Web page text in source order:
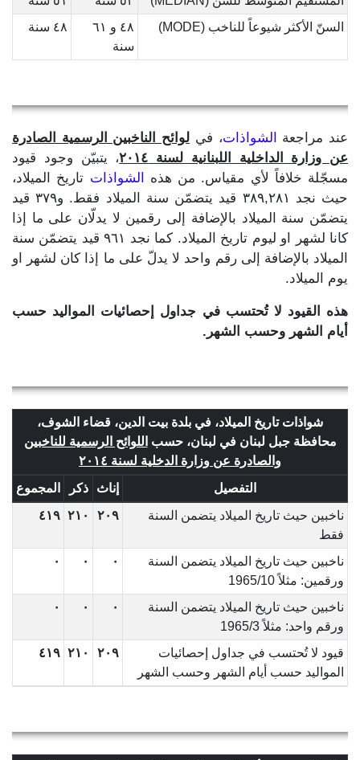
السنّ الأكثر شيوعاً للناخب (MODE)
٤٨ و ٦١
سنة
٤٨ سنة
عند مراجعة الشواذات، في لوائح الناخبين الرسمية الصادرة
عن وزارة الداخلية اللبنانية لسنة ٢٠١٤
، يتبيّن وجود قيود
مسجّلة خلافاً لأي مقياس. من هذه
الشواذات تاريخ الميلاد،
حيث نجد ٣٨٩,٢٨١ قيد يتضمّن سنة الميلاد فقط. و٣٧٩ قيد
يتضمّن سنة الميلاد بالإضافة إلى رقمين لا يدلّان على ما إذا
كانا لشهر او ليوم تاريخ الميلاد. كما نجد ٩٦١ قيد يتضمّن سنة
الميلاد بالإضافة إلى رقم واحد لا يدلّ على ما إذا كان لشهر او
يوم الميلاد.
هذه القيود لا تُحتسب في جداول إحصائيات المواليد حسب
أيام الشهر وحسب الشهر.
شواذات تاريخ الميلاد، في بلدة بيت الدين، قضاء الشوف،
محافظة جبل لبنان في لبنان، حسب اللوائح الرسمية للناخبين
والصادرة عن وزارة الدخلية لسنة ٢٠١٤
التفصيل
إناث ذكر
المجموع
ناخبين حيث تاريخ الميلاد يتضمن السنة
فقط
٢٠٩ ٢١٠ ٤١٩
ناخبين حيث تاريخ الميلاد يتضمن السنة
ورقمين: مثلاً 1965/10
٠ ٠ ٠
ناخبين حيث تاريخ الميلاد يتضمن السنة
ورقم واحد: مثلاً 1965/3
٠ ٠ ٠
قيود لا تُحتسب في جداول إحصائيات
المواليد حسب أيام الشهر وحسب الشهر
٢٠٩ ٢١٠ ٤١٩